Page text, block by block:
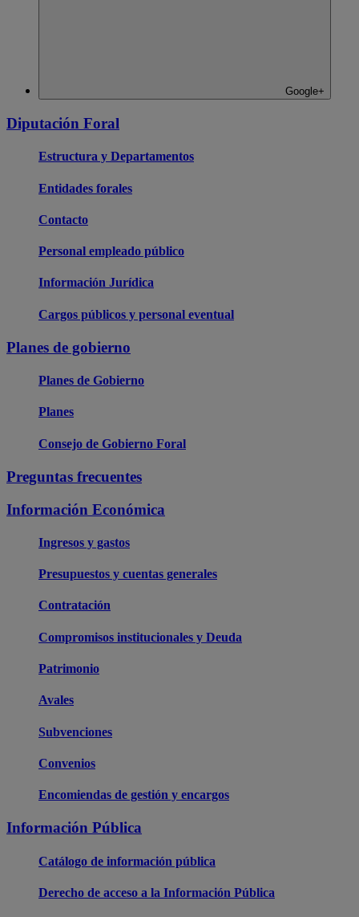
Google+
Diputación Foral
Estructura y Departamentos
Entidades forales
Contacto
Personal empleado público
Información Jurídica
Cargos públicos y personal eventual
Planes de gobierno
Planes de Gobierno
Planes
Consejo de Gobierno Foral
Preguntas frecuentes
Información Económica
Ingresos y gastos
Presupuestos y cuentas generales
Contratación
Compromisos institucionales y Deuda
Patrimonio
Avales
Subvenciones
Convenios
Encomiendas de gestión y encargos
Información Pública
Catálogo de información pública
Derecho de acceso a la Información Pública